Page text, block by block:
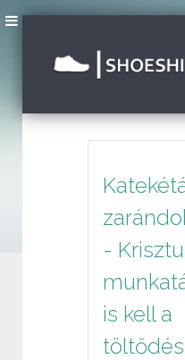
-
is kell a